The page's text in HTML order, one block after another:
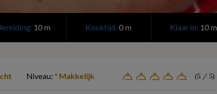
10 m Kooktijd: 0 m Klaar in: 10 m
(5 / 5)
Niveau: * Makkelijk